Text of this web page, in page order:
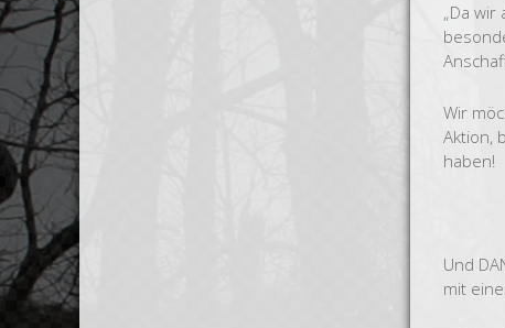
„Da
Wir
Aktion,
haben!
Und
mit